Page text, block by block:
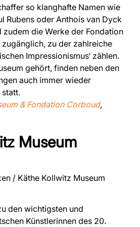
so klanghafte Namen wie
Rubens oder Anthois van Dyck
zudem die Werke der Fondation
zu der zahlreiche
Impressionismus‘ zählen.
gehört, finden neben den
auch immer wieder
statt.
& Fondation Corboud,
Museum
/ Käthe Kollwitz Museum
den wichtigsten und
Künstlerinnen des 20.